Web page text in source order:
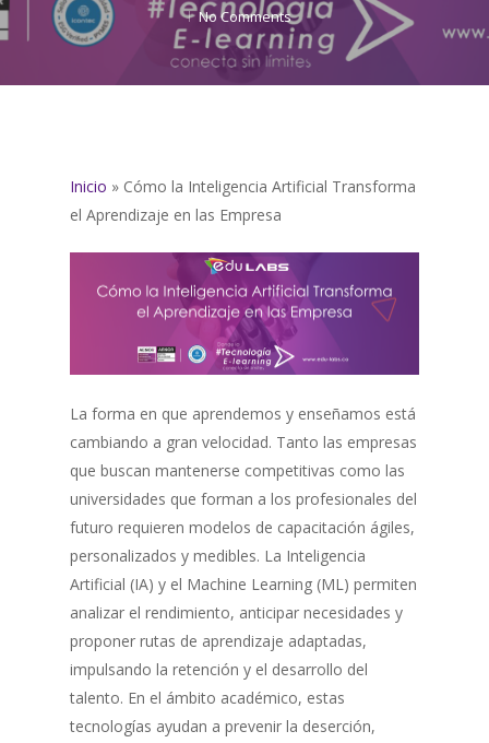
No Comments
Inicio » Cómo la Inteligencia Artificial Transforma
el Aprendizaje en las Empresa
La forma en que aprendemos y enseñamos está
cambiando a gran velocidad. Tanto las empresas
que buscan mantenerse competitivas como las
universidades que forman a los profesionales del
futuro requieren modelos de capacitación ágiles,
personalizados y medibles. La Inteligencia
Artificial (IA) y el Machine Learning (ML) permiten
analizar el rendimiento, anticipar necesidades y
proponer rutas de aprendizaje adaptadas,
impulsando la retención y el desarrollo del
talento. En el ámbito académico, estas
tecnologías ayudan a prevenir la deserción,